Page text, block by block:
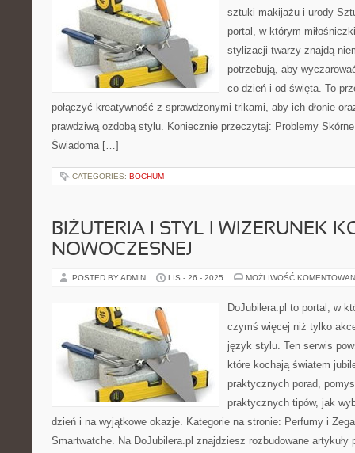
sztuki makijażu i urody
portal, w którym
stylizacji twarzy znajdą
potrzebują, aby
co dzień i od święta. To
połączyć kreatywność z sprawdzonymi trikami, aby ich dłonie
prawdziwą ozdobą stylu. Koniecznie przeczytaj: Problemy
Świadoma […]
CATEGORIES: BOCHUM
BIŻUTERIA I STYL I WIZERUNEK
NOWOCZESNEJ
POSTED BY ADMIN LIS - 26 - 2025 MOŻLIWOŚĆ
DoJubilera.pl to portal, w
czymś więcej niż tylko
język stylu. Ten serwis
które kochają światem
praktycznych porad,
praktycznych tipów, jak
dzień i na wyjątkowe okazje. Kategorie na stronie: Perfumy i
Smartwatche. Na DoJubilera.pl znajdziesz rozbudowane artykuły